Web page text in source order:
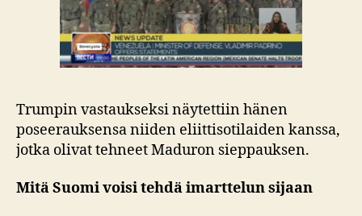
Trumpin vastaukseksi näytettiin hänen
poseerauksensa niiden eliittisotilaiden kanssa,
jotka olivat tehneet Maduron sieppauksen.
Mitä Suomi voisi tehdä imarttelun sijaan